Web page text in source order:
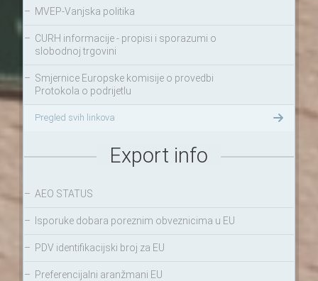
– MVEP-Vanjska politika
– CURH informacije - propisi i sporazumi o
slobodnoj trgovini
– Smjernice Europske komisije o provedbi
Protokola o podrijetlu
Pregled svih linkova
Export info
– AEO STATUS
– Isporuke dobara poreznim obveznicima u EU
– PDV identifikacijski broj za EU
– Preferencijalni aranžmani EU